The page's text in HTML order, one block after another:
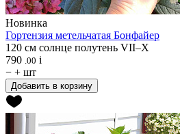
Новинка
Гортензия метельчатая Бонфайер
120 см солнце полутень VII–X
790 .00 i
− + шт
Добавить в корзину